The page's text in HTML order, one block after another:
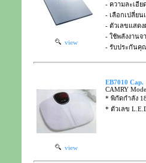
view
- ความละเอีย
- เลือกเปลี่ยน
- ตัวเลขแสดง
- ใช้พลังงาน
- รับประกันคุ
view
EB7010 Cap.
CAMRY
* พิกัดกำลัง
* ตัวเลข